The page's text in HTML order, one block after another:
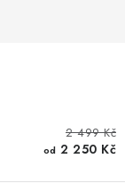
2 499 Kč
od 2 250 Kč